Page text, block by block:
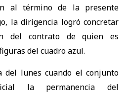
al término de la presente
la dirigencia logró concretar
del contrato de quien es
del cuadro azul.
del lunes cuando el conjunto
la permanencia del